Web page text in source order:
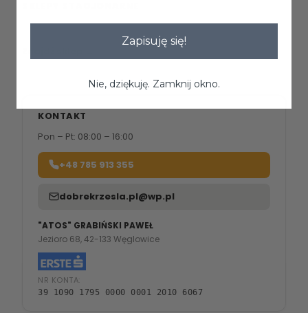
KONTAKT
Pon – Pt: 08:00 – 16:00
+48 785 913 355
dobrekrzesla.pl@wp.pl
"ATOS" GRABIŃSKI PAWEŁ
Jezioro 68, 42-133 Węglowice
NR KONTA:
39 1090 1795 0000 0001 2010 6067
Zapisuję się!
Nie, dziękuję. Zamknij okno.